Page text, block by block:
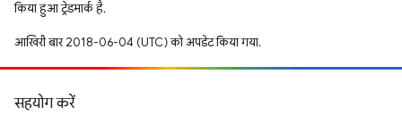
किया हुआ ट्रेडमार्क है.
आखिरी बार 2018-06-04 (UTC) को अपडेट किया गया.
सहयोग करें